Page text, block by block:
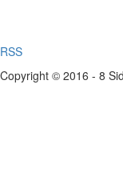
RSS
Copyright © 2016 - 8